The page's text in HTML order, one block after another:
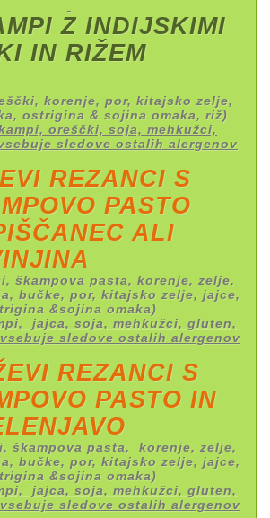
Z INDIJSKIMI
IN RIŽEM
korenje, por, kitajsko zelje,
ostrigina & sojina omaka, riž)
oreščki, soja, mehkužci,
sledove ostalih alergenov
REZANCI S
PASTO
ALI
škampova pasta, korenje, zelje,
bučke, por, kitajsko zelje, jajce,
&sojina omaka)
jajca, soja, mehkužci, gluten,
sledove ostalih alergenov
REZANCI S
PASTO IN
škampova pasta, korenje, zelje,
bučke, por, kitajsko zelje, jajce,
&sojina omaka)
jajca, soja, mehkužci, gluten,
sledove ostalih alergenov